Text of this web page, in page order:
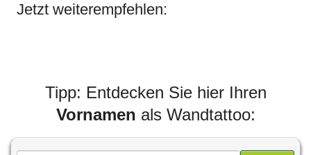
Jetzt weiterempfehlen:
Tipp: Entdecken Sie hier Ihren
Vornamen als Wandtattoo: